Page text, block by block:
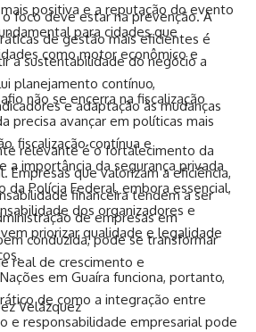
o foco deve estar na prevenção. A
de gestão mais eficientes é
a sustentabilidade do negócio a
planejamento contínuo,
e adaptação às mudanças
relevante é o fortalecimento da
Empresas que valorizam a eficiência,
financeira tendem a ser
de empresas em
conduzida, pode se transformar
real de crescimento e
Velázquez
positiva e a reputação do evento
para cidades que
como motor econômico e
não se encerra na fiscalização
precisa avançar em políticas mais
fiscalização contínua e
a importância da segurança privada
da Polícia Federal, embora essencial,
dos organizadores e
priorizar qualidade e legalidade
em Guaíra funciona, portanto,
de como a integração entre
e responsabilidade empresarial pode